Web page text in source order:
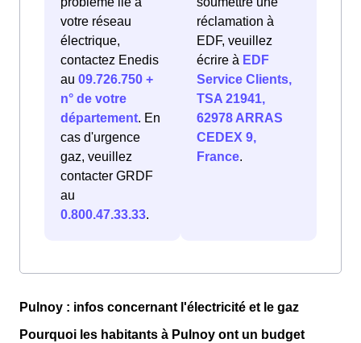
votre réseau
électrique,
contactez Enedis
au 09.726.750 +
n° de votre
département. En
cas d'urgence
gaz, veuillez
contacter GRDF
au
0.800.47.33.33.
réclamation à
EDF, veuillez
écrire à EDF
Service Clients,
TSA 21941,
62978 ARRAS
CEDEX 9,
France.
Pulnoy : infos concernant l'électricité et le gaz
Pourquoi les habitants à Pulnoy ont un budget